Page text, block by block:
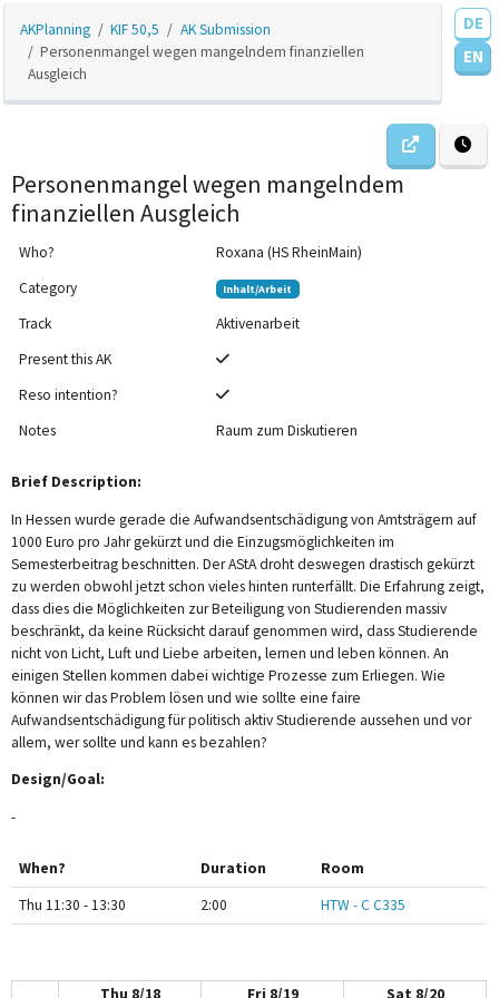
DE
EN
AKPlanning KIF 50,5
AK Submission
Personenmangel wegen mangelndem finanziellen
Ausgleich
Personenmangel wegen mangelndem
finanziellen Ausgleich
Who?
Roxana (HS RheinMain)
Category
Inhalt/Arbeit
Track
Aktivenarbeit
Present this AK
Reso intention?
Notes
Raum zum Diskutieren
Brief Description:
In Hessen wurde gerade die Aufwandsentschädigung von Amtsträgern auf
1000 Euro pro Jahr gekürzt und die Einzugsmöglichkeiten im
Semesterbeitrag beschnitten. Der AStA droht deswegen drastisch gekürzt
zu werden obwohl jetzt schon vieles hinten runterfällt. Die Erfahrung zeigt,
dass dies die Möglichkeiten zur Beteiligung von Studierenden massiv
beschränkt, da keine Rücksicht darauf genommen wird, dass Studierende
nicht von Licht, Luft und Liebe arbeiten, lernen und leben können. An
einigen Stellen kommen dabei wichtige Prozesse zum Erliegen. Wie
können wir das Problem lösen und wie sollte eine faire
Aufwandsentschädigung für politisch aktiv Studierende aussehen und vor
allem, wer sollte und kann es bezahlen?
Design/Goal:
-
When? Duration
Room
Thu 11:30 - 13:30
2:00 HTW - C C335
Thu 8/18 Fri 8/19 Sat 8/20
12am
1am
2am
3am
5am
6am